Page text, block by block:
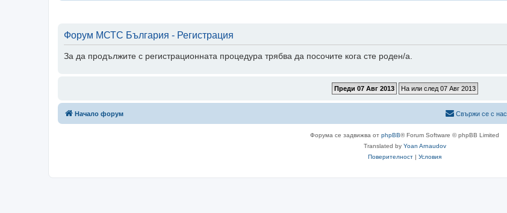
Форум МСТС България - Регистрация
За да продължите с регистрационната процедура трябва да посочите кога сте роден/а.
Начало форум Свържи се с нас
Форума се задвижва от phpBB® Forum Software © phpBB Limited
Translated by Yoan Arnaudov
Поверителност
Условия